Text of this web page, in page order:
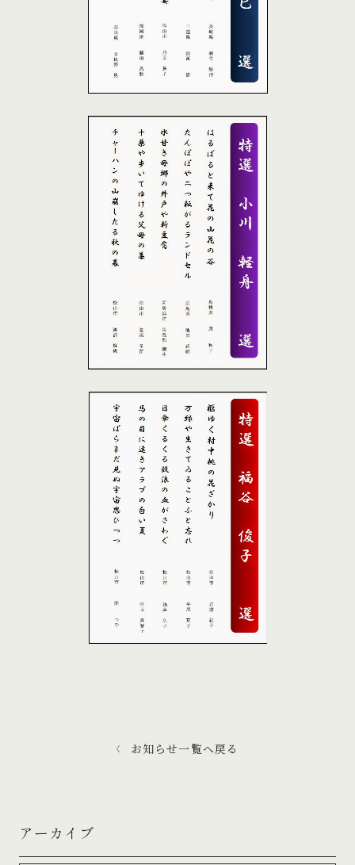
お知らせ一覧へ戻る
アーカイブ